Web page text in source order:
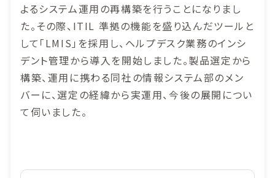
よるシステム運用の再構築を行うことになりまし
た。その際、ITIL 準拠の機能を盛り込んだツールと
して「LMIS」を採用し、ヘルプデスク業務のインシ
デント管理から導入を開始しました。製品選定から
構築、運用に携わる同社の情報システム部のメン
バーに、選定の経緯から実運用、今後の展開につい
て伺いました。